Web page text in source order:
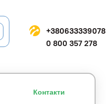
Контакти
+380633339078
0 800 357 278